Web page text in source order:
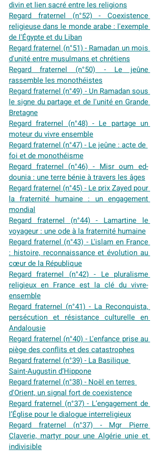
divin et lien sacré entre les religions
Regard fraternel (n°52) - Coexistence
religieuse dans le monde arabe : l'exemple
de l'Égypte et du Liban
Regard fraternel (n°51) - Ramadan un mois
d'unité entre musulmans et chrétiens
Regard fraternel (n°50) - Le jeûne
rassemble les monothéistes
Regard fraternel (n°49) - Un Ramadan sous
le signe du partage et de l'unité en Grande
Bretagne
Regard fraternel (n°48) - Le partage un
moteur du vivre ensemble
Regard fraternel (n°47) - Le jeûne : acte de
foi et de monothéisme
Regard fraternel (n°46) - Misr oum ed-
dounia : une terre bénie à travers les âges
Regard fraternel (n°45) - Le prix Zayed pour
la fraternité humaine : un engagement
mondial
Regard fraternel (n°44) - Lamartine le
voyageur : une ode à la fraternité humaine
Regard fraternel (n°43) - L'islam en France
: histoire, reconnaissance et évolution au
cœur de la République
Regard fraternel (n°42) - Le pluralisme
religieux en France est la clé du vivre-
ensemble
Regard fraternel (n°41) - La Reconquista,
persécution et résistance culturelle en
Andalousie
Regard fraternel (n°40) - L'enfance prise au
piège des conflits et des catastrophes
Regard fraternel (n°39) - La Basilique
Saint-Augustin d’Hippone
Regard fraternel (n°38) - Noël en terres
d'Orient, un signal fort de coexistence
Regard fraternel (n°37) - L’engagement de
l’Église pour le dialogue interreligieux
Regard fraternel (n°37) - Mgr Pierre
Claverie, martyr pour une Algérie unie et
indivisible